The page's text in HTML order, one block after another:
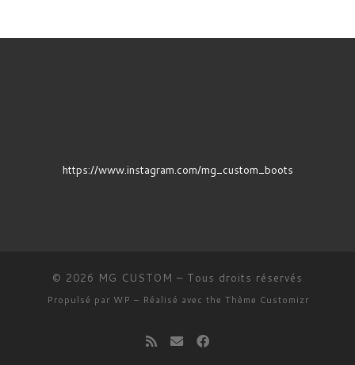
https://www.instagram.com/mg_custom_boots
© 2026 MG CUSTOM – Tous droits réservés
Propulsé par WP – Réalisé avec the Thème Customizr